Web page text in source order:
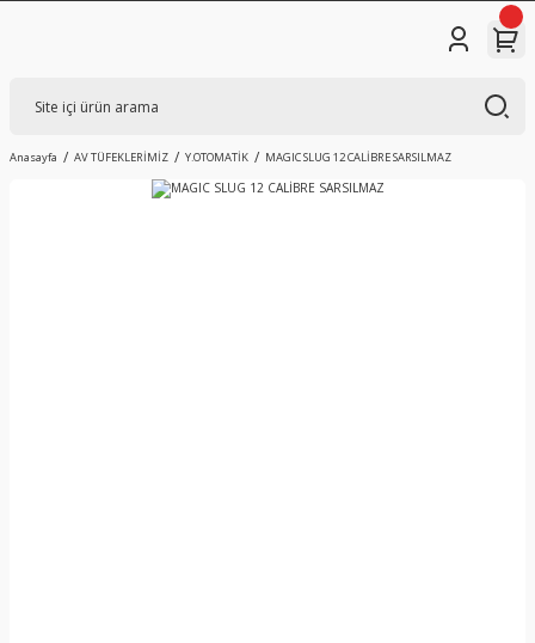
Anasayfa AV TÜFEKLERİMİZ Y.OTOMATİK MAGIC SLUG 12 CALİBRE SARSILMAZ